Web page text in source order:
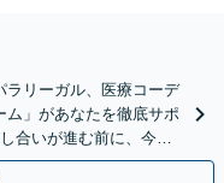
ラリーガル、医療コーデ
ム」があなたを徹底サポ
合いが進む前に、今す